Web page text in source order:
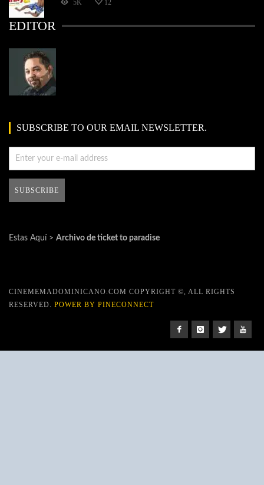
5K 12
EDITOR
SUBSCRIBE TO OUR EMAIL NEWSLETTER.
Estas Aquí > Archivo de ticket to paradise
CINEMEMADOMINICANO.COM COPYRIGHT ©, ALL RIGHTS
RESERVED. POWER BY PINECONNECT